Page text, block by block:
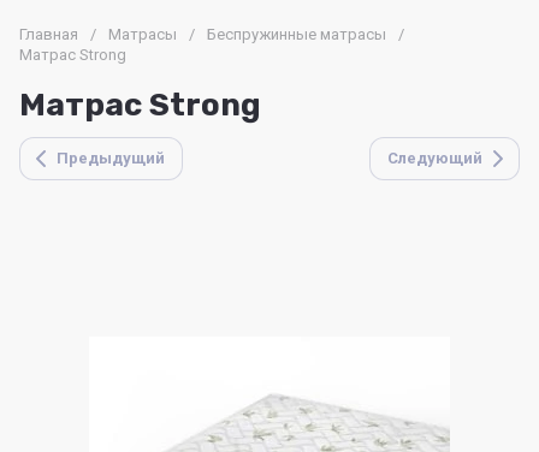
Главная / Матрасы / Беспружинные матрасы
/
Матрас Strong
Матрас Strong
Предыдущий Следующий